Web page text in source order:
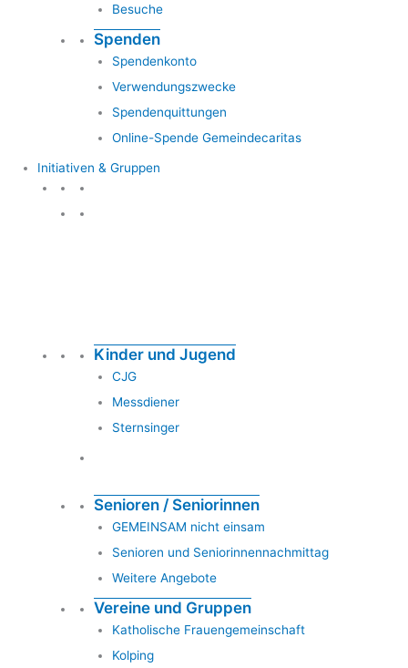
Besuche
Spenden
Spendenkonto
Verwendungszwecke
Spendenquittungen
Online-Spende Gemeindecaritas
Initiativen & Gruppen
Kinder und Jugend
CJG
Messdiener
Sternsinger
Senioren / Seniorinnen
GEMEINSAM nicht einsam
Senioren und Seniorinnennachmittag
Weitere Angebote
Vereine und Gruppen
Katholische Frauengemeinschaft
Kolping